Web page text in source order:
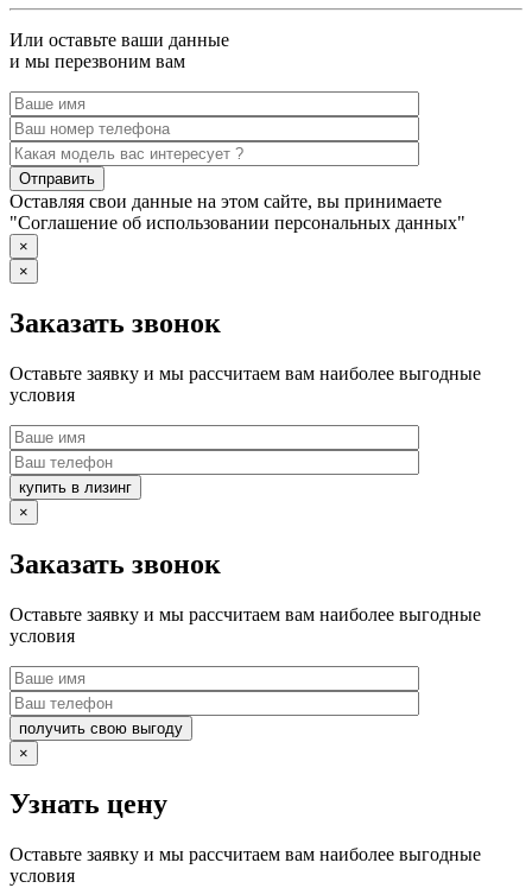
Или оставьте ваши данные
и мы перезвоним вам
Оставляя свои данные на этом сайте, вы принимаете
"Соглашение об использовании персональных данных"
×
×
Заказать звонок
Оставьте заявку и мы рассчитаем вам наиболее выгодные
условия
купить в лизинг
×
Заказать звонок
Оставьте заявку и мы рассчитаем вам наиболее выгодные
условия
получить свою выгоду
×
Узнать цену
Оставьте заявку и мы рассчитаем вам наиболее выгодные
условия